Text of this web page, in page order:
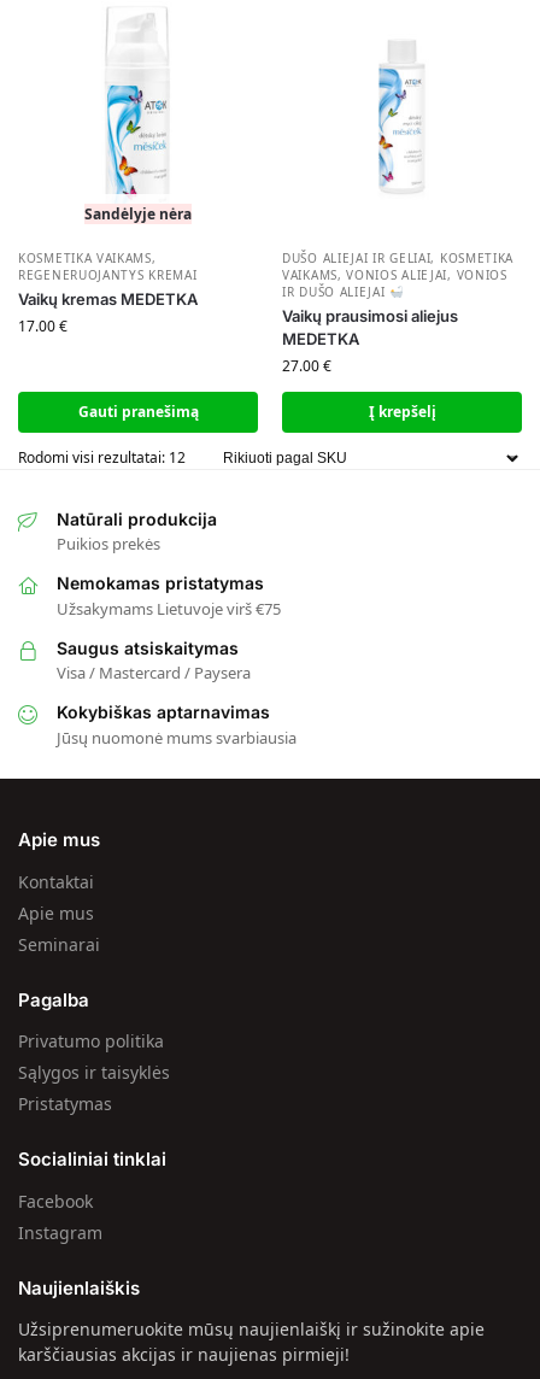
Sandėlyje nėra
KOSMETIKA VAIKAMS,
REGENERUOJANTYS KREMAI
Vaikų kremas MEDETKA
17.00€
Gauti pranešimą
DUŠO ALIEJAI IR GELIAI, KOSMETIKA
VAIKAMS,VONIOS ALIEJAI, VONIOS
IR DUŠO ALIEJAI
Vaikų prausimosi aliejus
MEDETKA
27.00€
Į krepšelį
Rodomi visi rezultatai: 12
Natūrali produkcija
Puikios prekės
Nemokamas pristatymas
Užsakymams Lietuvoje virš €75
Saugus atsiskaitymas
Visa / Mastercard / Paysera
Kokybiškas aptarnavimas
Jūsų nuomonė mums svarbiausia
Apie mus
Kontaktai
Apie mus
Seminarai
Pagalba
Privatumo politika
Sąlygos ir taisyklės
Pristatymas
Socialiniai tinklai
Facebook
Instagram
Naujienlaiškis
Užsiprenumeruokite mūsų naujienlaiškį ir sužinokite apie
karščiausias akcijas ir naujienas pirmieji!